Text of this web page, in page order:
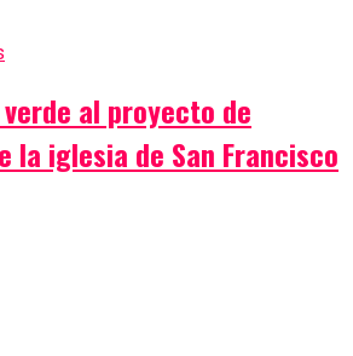
al proyecto de
la iglesia de San Francisco